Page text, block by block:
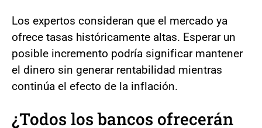
Los expertos consideran que el mercado ya
ofrece tasas históricamente altas. Esperar un
posible incremento podría significar mantener
el dinero sin generar rentabilidad mientras
continúa el efecto de la inflación.
¿Todos los bancos ofrecerán